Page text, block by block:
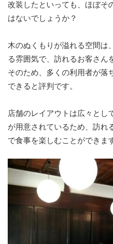
改装したといっても、ほぼそ
はないでしょうか？
木のぬくもりが溢れる空間は
る雰囲気で、訪れるお客さん
そのため、多くの利用者が落
できると評判です。
店舗のレイアウトは広々とし
が用意されているため、訪れ
で食事を楽しむことができま